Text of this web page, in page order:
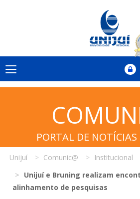
PORTAL DE
Unijuí Comunic@
Institucional
Unijuí e Bruning realizam
alinhamento de pesquisas